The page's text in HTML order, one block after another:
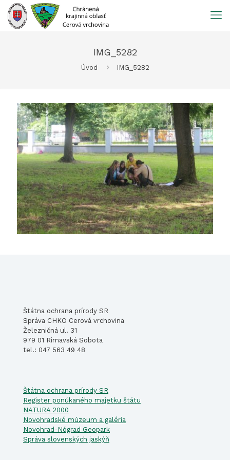
Prejsť
obsah
IMG_5282
Úvod IMG_5282
Štátna ochrana prírody SR
Správa CHKO Cerová vrchovina
Železničná ul. 31
979 01 Rimavská Sobota
tel.: 047 563 49 48
Štátna ochrana prírody SR
Register ponúkaného majetku štátu
NATURA 2000
Novohradské múzeum a galéria
Novohrad-Nógrad Geopark
Správa slovenských jaskýň